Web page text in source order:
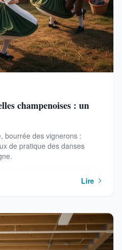
champenoises : un
bourrée des vignerons :
de pratique des danses
Lire